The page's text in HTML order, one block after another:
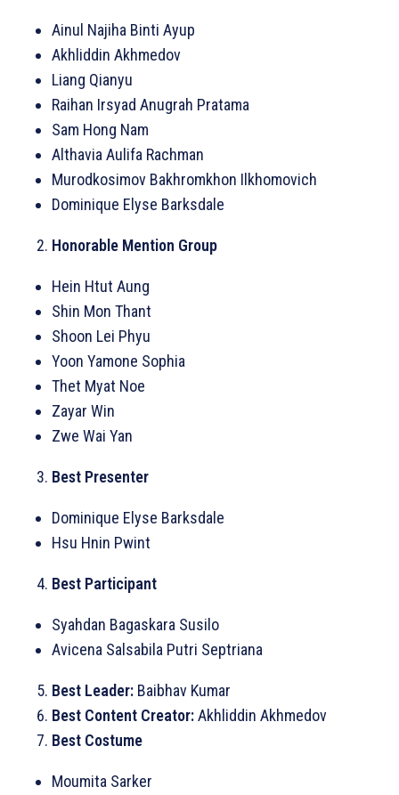
Ainul Najiha Binti Ayup
Akhliddin Akhmedov
Liang Qianyu
Raihan Irsyad Anugrah Pratama
Sam Hong Nam
Althavia Aulifa Rachman
Murodkosimov Bakhromkhon Ilkhomovich
Dominique Elyse Barksdale
Honorable Mention Group
Hein Htut Aung
Shin Mon Thant
Shoon Lei Phyu
Yoon Yamone Sophia
Thet Myat Noe
Zayar Win
Zwe Wai Yan
Best Presenter
Dominique Elyse Barksdale
Hsu Hnin Pwint
Best Participant
Syahdan Bagaskara Susilo
Avicena Salsabila Putri Septriana
Best Leader: Baibhav Kumar
Best Content Creator:Akhliddin Akhmedov
Best Costume
Moumita Sarker